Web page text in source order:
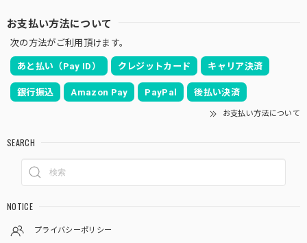
お支払い方法について
次の方法がご利用頂けます。
あと払い（Pay ID） クレジットカード キャリア決済
銀行振込 Amazon Pay PayPal 後払い決済
お支払い方法について
SEARCH
NOTICE
プライバシーポリシー